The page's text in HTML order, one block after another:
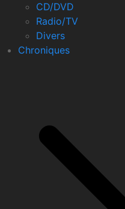
CD/DVD
Radio/TV
Divers
Chroniques